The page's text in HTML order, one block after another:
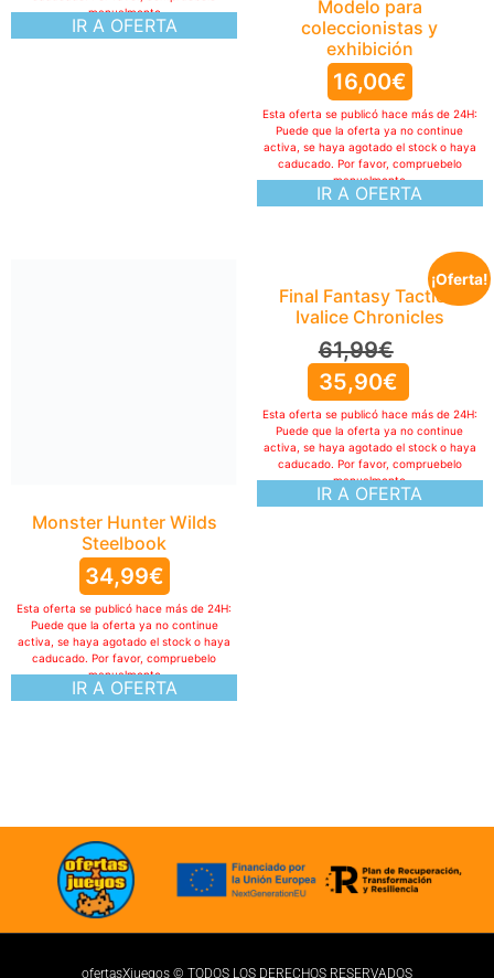
IR A OFERTA
manualmente
Modelo para
coleccionistas y
exhibición
16,00€
IR A OFERTA
Esta oferta se publicó hace más de 24H:
Puede que la oferta ya no continue
activa, se haya agotado el stock o haya
caducado. Por favor, compruebelo
manualmente
Monster Hunter Wilds
Steelbook
34,99€
IR A OFERTA
Esta oferta se publicó hace más de 24H:
Puede que la oferta ya no continue
activa, se haya agotado el stock o haya
caducado. Por favor, compruebelo
manualmente
¡Oferta!
Final Fantasy Tactics:
Ivalice Chronicles
61,99€
35,90€
IR A OFERTA
Esta oferta se publicó hace más de 24H:
Puede que la oferta ya no continue
activa, se haya agotado el stock o haya
caducado. Por favor, compruebelo
manualmente
ofertasXjuegos © TODOS LOS DERECHOS RESERVADOS